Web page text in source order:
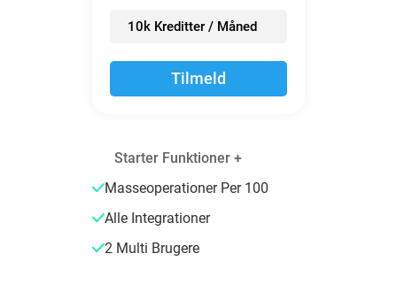
10k Kreditter / Måned
Tilmeld
Starter Funktioner +
Masseoperationer Per 100
Alle Integrationer
2 Multi Brugere